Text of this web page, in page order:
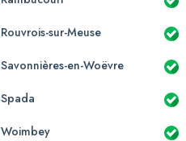
Rouvrois-sur-Meuse
Savonnières-en-Woëvre
Spada
Woimbey